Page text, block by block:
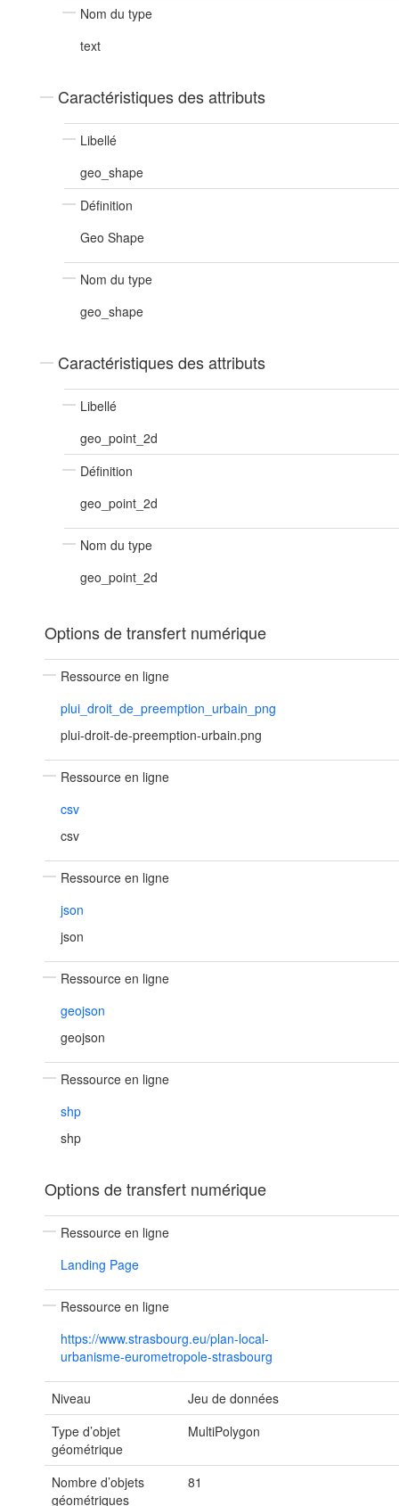
Nom du type
text
Caractéristiques des attributs
Libellé
geo_shape
Définition
Geo Shape
Nom du type
geo_shape
Caractéristiques des attributs
Libellé
geo_point_2d
Définition
geo_point_2d
Nom du type
geo_point_2d
Options de transfert numérique
Ressource en ligne
plui_droit_de_preemption_urbain_png
plui-droit-de-preemption-urbain.png
Ressource en ligne
csv
csv
Ressource en ligne
json
json
Ressource en ligne
geojson
geojson
Ressource en ligne
shp
shp
Options de transfert numérique
Ressource en ligne
Landing Page
Ressource en ligne
https://www.strasbourg.eu/plan-local-
urbanisme-eurometropole-strasbourg
Niveau
Jeu de données
Type d’objet
géométrique
MultiPolygon
Nombre d’objets
géométriques
81